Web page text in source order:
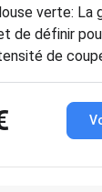
verte: La
de définir
de